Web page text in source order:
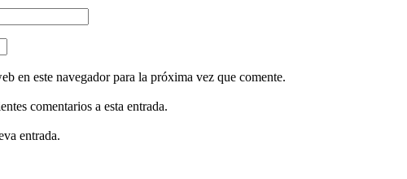
en este navegador para la próxima vez que comente.
comentarios a esta entrada.
entrada.